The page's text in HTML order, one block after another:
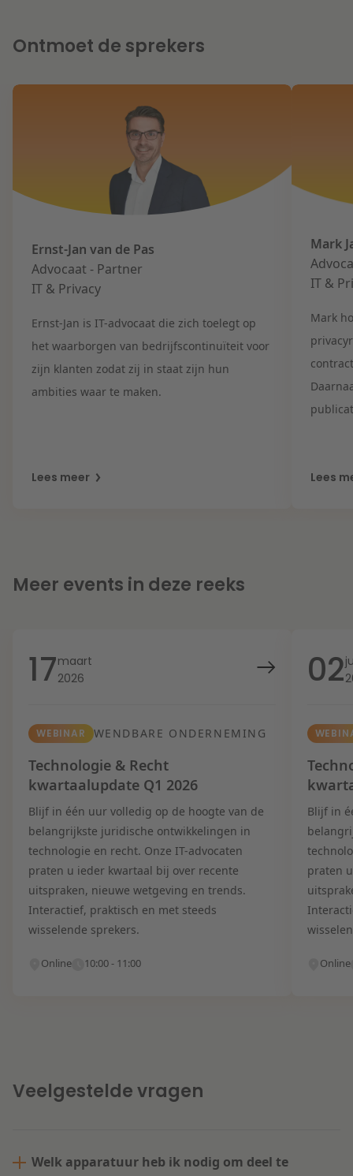
Ontmoet de sprekers
Ernst-Jan van de Pas
Advocaat - Partner
IT & Privacy
Ernst-Jan is IT-advocaat die zich toelegt op
het waarborgen van bedrijfscontinuïteit voor
zijn klanten zodat zij in staat zijn hun
ambities waar te maken.
Lees meer
Mark
IT &
Mark
Lees
Meer events in deze reeks
17maart
2026
WEBINAR WENDBARE ONDERNEMING
Technologie & Recht
kwartaalupdate Q1 2026
Blijf in één uur volledig op de hoogte van de
belangrijkste juridische ontwikkelingen in
technologie en recht. Onze IT-advocaten
praten u ieder kwartaal bij over recente
uitspraken, nieuwe wetgeving en trends.
Interactief, praktisch en met steeds
wisselende sprekers.
Online 10:00 - 11:00
02
Blijf in
praten
Online
Veelgestelde vragen
Welk apparatuur heb ik nodig om deel te